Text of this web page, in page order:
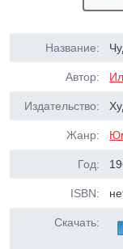
Название:
Автор:
Издательство:
Жанр:
Год:
ISBN:
Скачать: